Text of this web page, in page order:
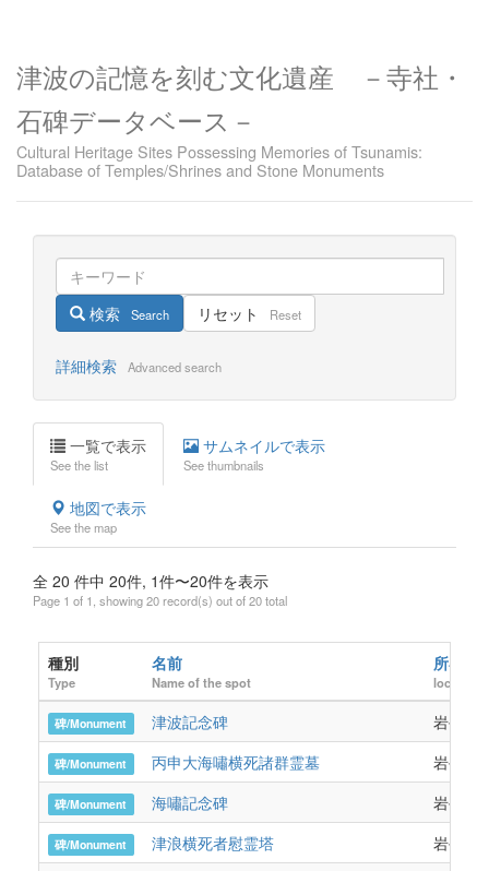
津波の記憶を刻む文化遺産 －寺社・
石碑データベース－
Cultural Heritage Sites Possessing Memories of Tsunamis:
Database of Temples/Shrines and Stone Monuments
検索 Search リセット Reset
詳細検索 Advanced search
一覧で表示
See the list
サムネイルで表示
See thumbnails
地図で表示
See the map
全 20 件中 20件, 1件〜20件を表示
Page 1 of 1, showing 20 record(s) out of 20 total
種別
Type
名前
Name of the spot
所在地
location
碑/Monument 津波記念碑 岩手県
碑/Monument 丙申大海嘯横死諸群霊墓 岩手県
碑/Monument 海嘯記念碑 岩手県
碑/Monument 津浪横死者慰霊塔 岩手県